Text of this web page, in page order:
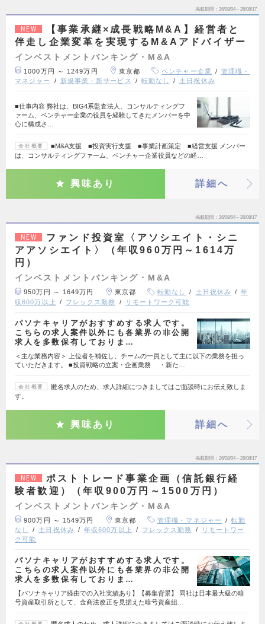
掲載期間 26/08/04～26/08/17
NEW
【事業承継×成長戦略M&A】経営者と
伴走し企業変革を実現するM&Aアドバイザー
インベストメントバンキング・M&A
1000万円 ～ 1249万円 東京都 ベンチャー企業
管理職・
マネジャー
新規事業・新サービス 転勤なし 土日祝休み
■仕事内容 弊社は、BIG4系監査法人、コンサルティングフ
ァーム、ベンチャー企業の役員を経験してきたメンバーを中
心に構成さ…
会社概要
■M&A支援 ■投資実行支援 ■事業計画策定 ■経営支援 メンバー
は、コンサルティングファーム、ベンチャー企業役員などの経…
興味あり 詳細へ
掲載期間 26/08/04～26/08/17
NEW
ファンド投資室〈アソシエイト・シニ
アアソシエイト〉（年収960万円～1614万
円）
インベストメントバンキング・M&A
950万円 ～ 1649万円 東京都 転勤なし 土日祝休み
年
収600万以上
フレックス勤務 リモートワーク可能
パソナキャリアがおすすめする求人です。
こちらの求人案件以外にも各業界の非公開
求人を多数保有しておりま…
＜主な業務内容＞ 上位者を補佐し、チームの一員として主に以下の業務を担っ
ていただきます。 ■投資戦略の立案・企画業務 ・新た…
会社概要
匿名求人のため、求人詳細につきましてはご面談時にお伝え致しま
す。
興味あり 詳細へ
掲載期間 26/08/04～26/08/17
NEW
ポストトレード事業企画（信託銀行経
験者歓迎）（年収900万円～1500万円）
インベストメントバンキング・M&A
900万円 ～ 1549万円 東京都 管理職・マネジャー
転勤
なし
土日祝休み 年収600万以上 フレックス勤務
リモートワー
ク可能
パソナキャリアがおすすめする求人です。
こちらの求人案件以外にも各業界の非公開
求人を多数保有しておりま…
【パソナキャリア経由での入社実績あり】【募集背景】 同社は日本最大級の暗
号資産取引所として、金商法改正を見据えた暗号資産組…